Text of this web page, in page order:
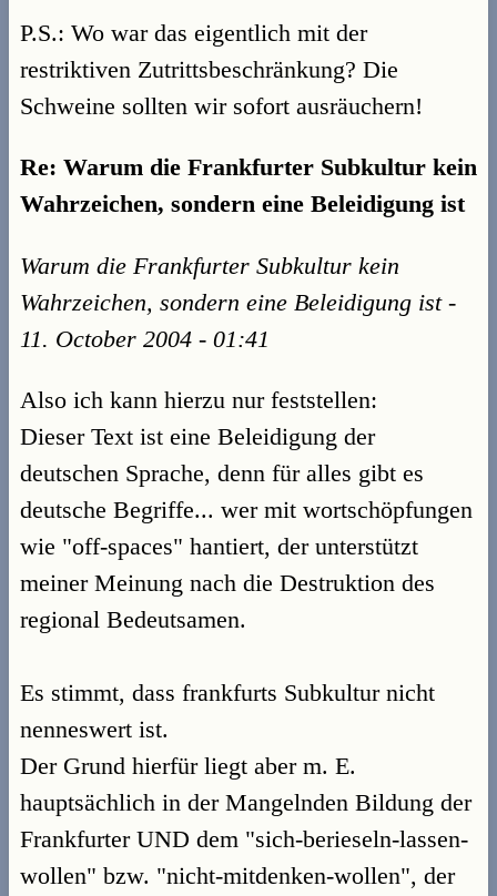
P.S.: Wo war das eigentlich mit der
restriktiven Zutrittsbeschränkung? Die
Schweine sollten wir sofort ausräuchern!
Re: Warum die Frankfurter Subkultur kein
Wahrzeichen, sondern eine Beleidigung ist
Warum die Frankfurter Subkultur kein
Wahrzeichen, sondern eine Beleidigung ist -
11. October 2004 - 01:41
Also ich kann hierzu nur feststellen:
Dieser Text ist eine Beleidigung der
deutschen Sprache, denn für alles gibt es
deutsche Begriffe... wer mit wortschöpfungen
wie "off-spaces" hantiert, der unterstützt
meiner Meinung nach die Destruktion des
regional Bedeutsamen.
Es stimmt, dass frankfurts Subkultur nicht
nenneswert ist.
Der Grund hierfür liegt aber m. E.
hauptsächlich in der Mangelnden Bildung der
Frankfurter UND dem "sich-berieseln-lassen-
wollen" bzw. "nicht-mitdenken-wollen", der